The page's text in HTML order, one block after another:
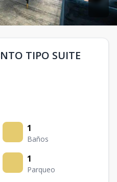
TIPO SUITE
1
Baños
1
Parqueo